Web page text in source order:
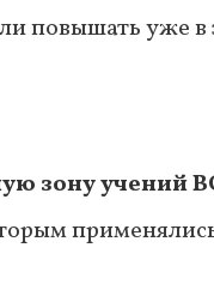
повышать уже в
зону учений